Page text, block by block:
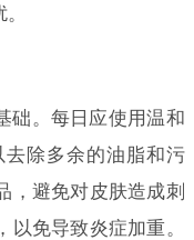
础。每日应使用温和
除多余的油脂和污
，避免对皮肤造成刺
免导致炎症加重。